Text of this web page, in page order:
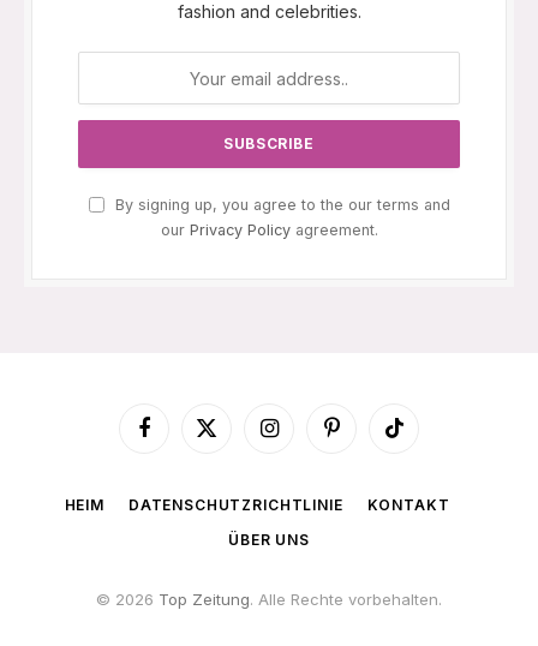
fashion and celebrities.
By signing up, you agree to the our terms and
our Privacy Policyagreement.
Facebook
X
InstagramPinterestTikTok
HEIM DATENSCHUTZRICHTLINIE
KONTAKT
ÜBER UNS
© 2026 Top Zeitung. Alle Rechte vorbehalten.